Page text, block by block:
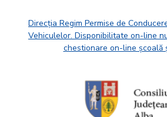
Direcția Regim Permise de
Vehiculelor. Disponibilitate on-line
chestionare on-line școală